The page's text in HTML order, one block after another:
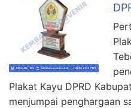
Plakat Kayu DPRD
menjumpai penghargaan